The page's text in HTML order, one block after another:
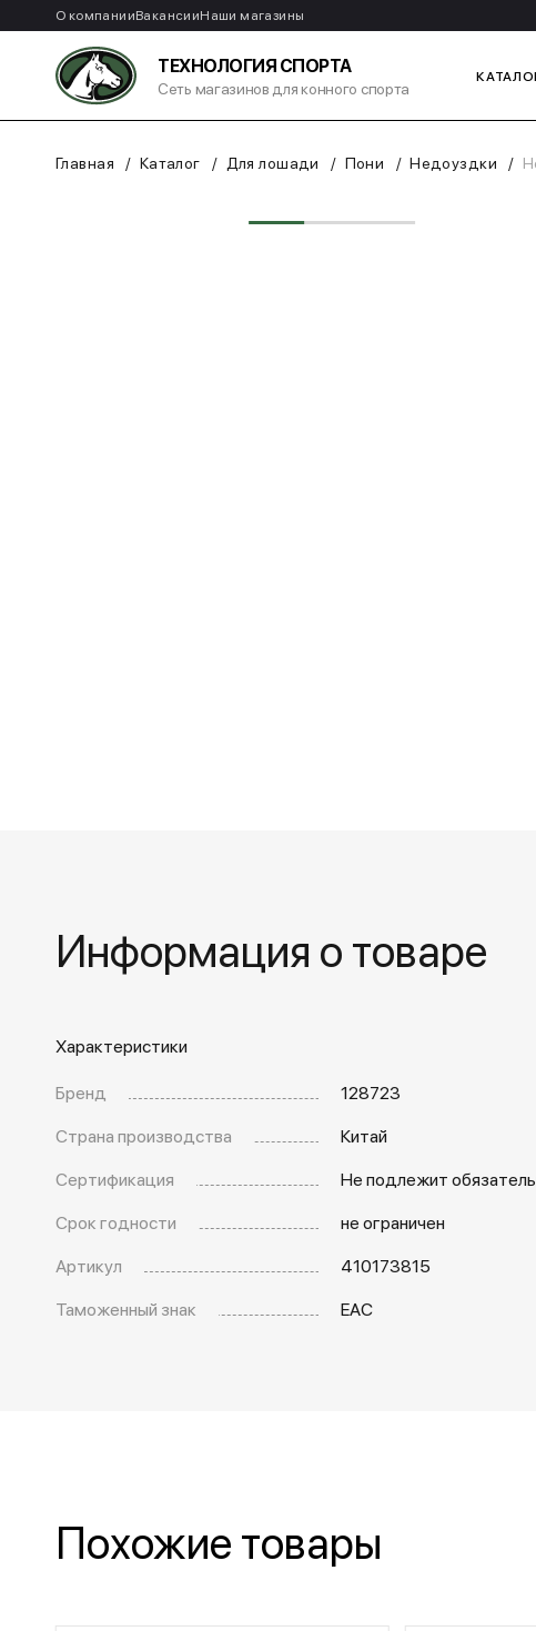
О компанииВакансииНаши магазины
ТЕХНОЛОГИЯ СПОРТА
Сеть магазинов для конного спорта
Главная Каталог Для лошади Пони Недоуздки
Информация о товаре
Характеристики
Бренд
128723
Страна производства
Китай
Сертификация
Не подлежит
Срок годности
не ограничен
Артикул
410173815
Таможенный знак
EAC
Похожие товары